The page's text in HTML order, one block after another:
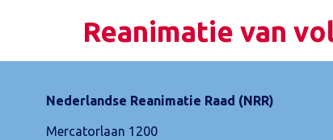
Reanimatie van
Nederlandse Reanimatie Raad (NRR)
Mercatorlaan 1200